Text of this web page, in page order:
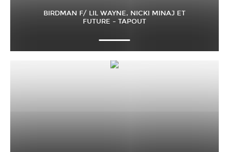
BIRDMAN F/ LIL WAYNE, NICKI MINAJ ET
FUTURE – TAPOUT